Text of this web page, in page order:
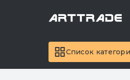
Список